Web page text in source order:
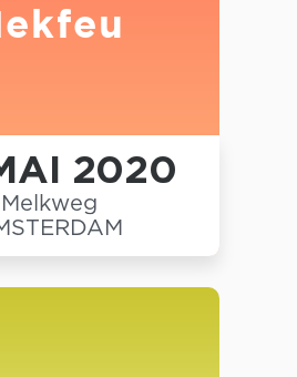
2020
Melkweg